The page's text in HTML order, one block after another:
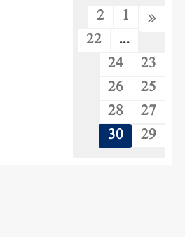
1
2
...
22
23
24
25
26
27
28
29
30